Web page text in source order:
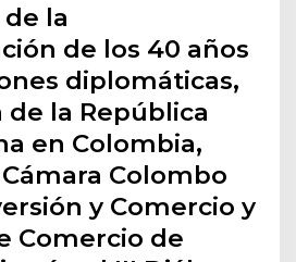
la
de los 40 años
diplomáticas,
de la República
en Colombia,
Colombo
y Comercio y
Comercio de